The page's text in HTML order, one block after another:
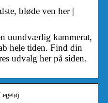
bløde ven her |
uundværlig kammerat,
hele tiden. Find din
udvalg her på siden.